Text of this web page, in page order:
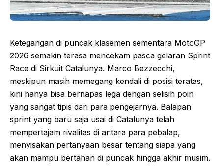
Ketegangan di puncak klasemen sementara MotoGP
2026 semakin terasa mencekam pasca gelaran Sprint
Race di Sirkuit Catalunya. Marco Bezzecchi,
meskipun masih memegang kendali di posisi teratas,
kini hanya bisa bernapas lega dengan selisih poin
yang sangat tipis dari para pengejarnya. Balapan
sprint yang baru saja usai di Catalunya telah
mempertajam rivalitas di antara para pebalap,
menyisakan pertanyaan besar tentang siapa yang
akan mampu bertahan di puncak hingga akhir musim.